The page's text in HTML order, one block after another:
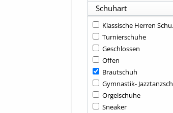
Schuhart
Klassische Herren Schuhe
Turnierschuhe
Geschlossen
Offen
Brautschuh
Gymnastik- Jazztanzschuhe
Orgelschuhe
Sneaker